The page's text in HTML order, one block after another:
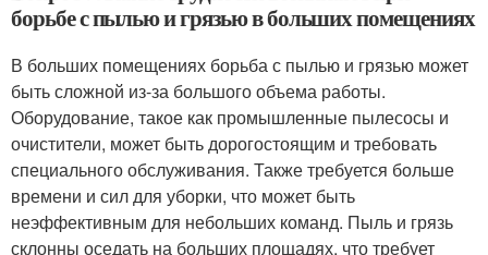
борьбе с пылью и грязью в больших помещениях
В больших помещениях борьба с пылью и грязью может
быть сложной из-за большого объема работы.
Оборудование, такое как промышленные пылесосы и
очистители, может быть дорогостоящим и требовать
специального обслуживания. Также требуется больше
времени и сил для уборки, что может быть
неэффективным для небольших команд. Пыль и грязь
склонны оседать на больших площадях, что требует